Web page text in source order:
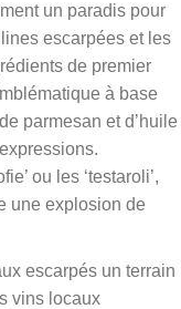
un paradis pour
escarpées et les
de premier
à base
parmesan et d’huile
ou les ‘testaroli’,
une explosion de
escarpés un terrain
vins locaux